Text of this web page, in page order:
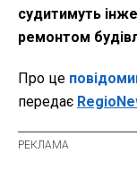
судитимуть
ремонтом
Про це
передає